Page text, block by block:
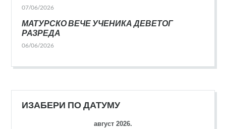
07/06/2026
МАТУРСКО ВЕЧЕ УЧЕНИКА ДЕВЕТОГ
РАЗРЕДА
06/06/2026
ИЗАБЕРИ ПО ДАТУМУ
август 2026.